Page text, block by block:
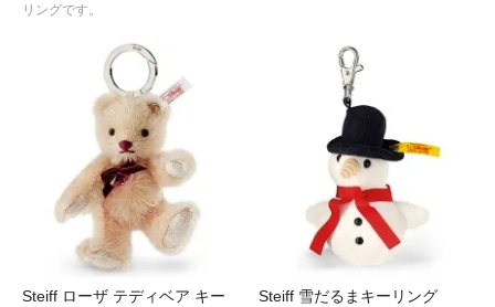
リングです。
Steiff ローザ テディベア キー
Steiff 雪だるまキーリング